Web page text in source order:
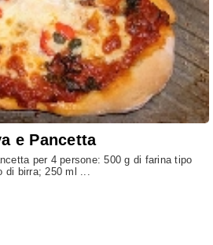
e Pancetta
per 4 persone: 500 g di farina tipo
birra; 250 ml ...